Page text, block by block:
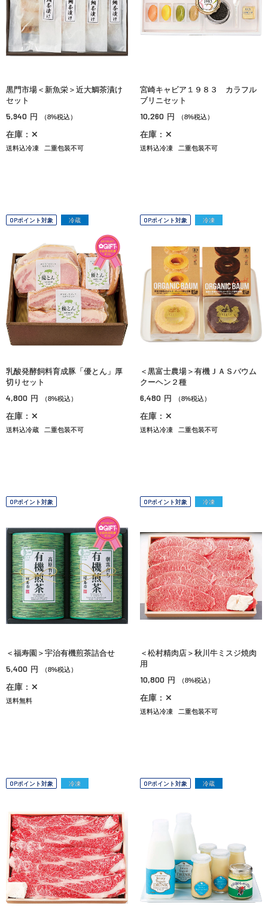
黒門市場＜新魚栄＞近大鯛茶漬け
セット
5,940 円 （8%税込）
在庫：✕
送料込冷凍 二重包装不可
宮崎キャビア１９８３ カラフル
ブリニセット
10,260 円 （8%税込）
在庫：✕
送料込冷凍 二重包装不可
OPポイント対象 冷蔵
乳酸発酵飼料育成豚「優とん」厚
切りセット
4,800 円 （8%税込）
在庫：✕
送料込冷蔵 二重包装不可
OPポイント対象 冷凍
＜黒富士農場＞有機ＪＡＳバウム
クーヘン２種
6,480 円 （8%税込）
在庫：✕
送料込冷凍 二重包装不可
OPポイント対象
＜福寿園＞宇治有機煎茶詰合せ
5,400 円 （8%税込）
在庫：✕
送料無料
OPポイント対象 冷凍
＜松村精肉店＞秋川牛ミスジ焼肉
用
10,800 円 （8%税込）
在庫：✕
送料込冷凍 二重包装不可
OPポイント対象 冷凍 OPポイント対象 冷蔵